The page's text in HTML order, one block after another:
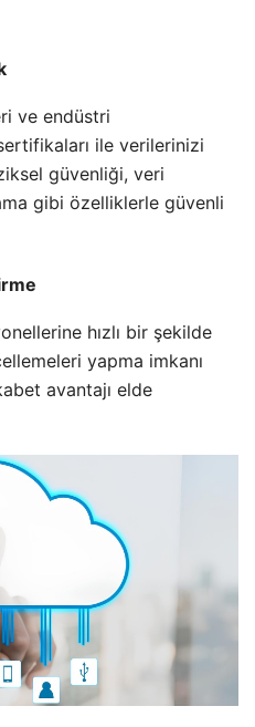
ve endüstri
ile verilerinizi
güvenliği, veri
gibi özelliklerle güvenli
hızlı bir şekilde
yapma imkanı
avantajı elde